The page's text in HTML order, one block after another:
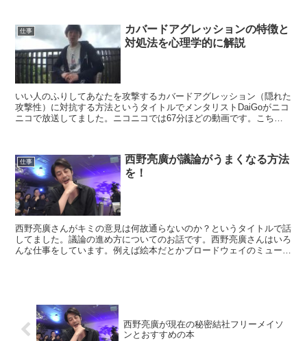
仕事
カバードアグレッションの特徴と
対処法を心理学的に解説
いい人のふりしてあなたを攻撃するカバードアグレッション（隠れた
攻撃性）に対抗する方法というタイトルでメンタリストDaiGoがニコ
ニコで放送してました。ニコニコでは67分ほどの動画です。こちら
仕事
西野亮廣が議論がうまくなる方法
を！
西野亮廣さんがキミの意見は何故通らないのか？というタイトルで話
してました。議論の進め方についてのお話です。西野亮廣さんはいろ
んな仕事をしています。例えば絵本だとかブロードウェイのミュージ
西野亮廣が現在の秘密結社フリーメイソ
ンとおすすめの本